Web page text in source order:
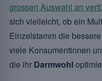
grossen Auswahl an
sich vielleicht, ob ein
Einzelstamm die
viele Konsumentinnen
die ihr Darmwohl